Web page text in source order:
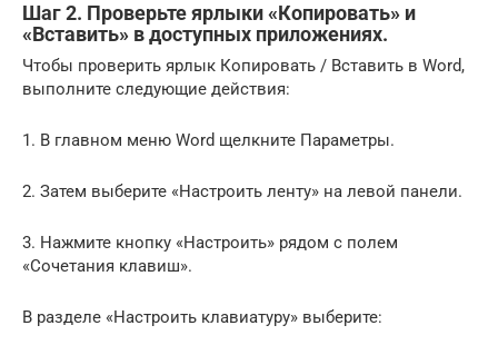
Шаг 2. Проверьте ярлыки «Копировать» и
«Вставить» в доступных приложениях.
Чтобы проверить ярлык Копировать / Вставить в Word,
выполните следующие действия:
1. В главном меню Word щелкните Параметры.
2. Затем выберите «Настроить ленту» на левой панели.
3. Нажмите кнопку «Настроить» рядом с полем
«Сочетания клавиш».
В разделе «Настроить клавиатуру» выберите: